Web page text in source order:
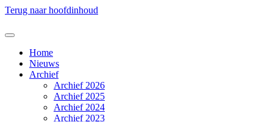
Terug naar hoofdinhoud
Home
Nieuws
Archief
Archief 2026
Archief 2025
Archief 2024
Archief 2023